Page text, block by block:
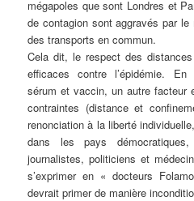
mégapoles que sont Londres et
de contagion sont aggravés par
des transports en commun.
Cela dit, le respect des distances
efficaces contre l’épidémie.
sérum et vaccin, un autre facteur
contraintes (distance et
renonciation à la liberté
dans les pays
journalistes, politiciens et
s’exprimer en « docteurs
devrait primer de manière